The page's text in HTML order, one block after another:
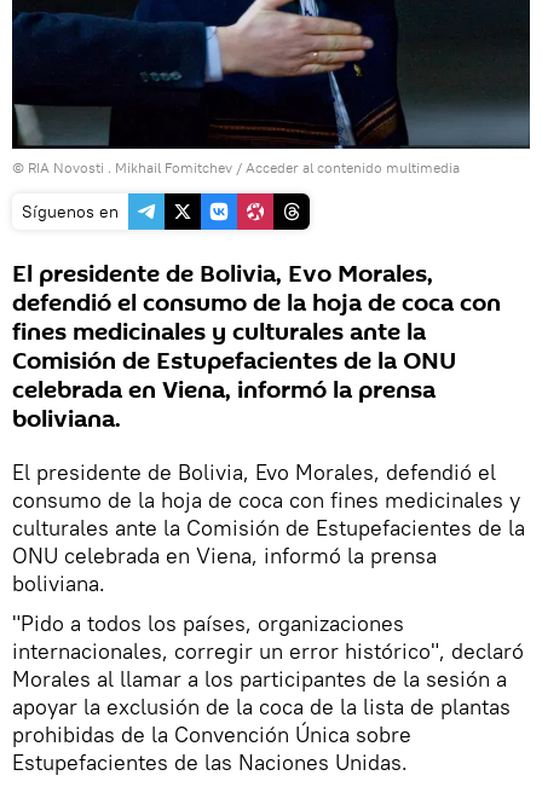
© RIA Novosti . Mikhail Fomitchev / Acceder al contenido multimedia
Síguenos en
El presidente de Bolivia, Evo Morales,
defendió el consumo de la hoja de coca con
fines medicinales y culturales ante la
Comisión de Estupefacientes de la ONU
celebrada en Viena, informó la prensa
boliviana.
El presidente de Bolivia, Evo Morales, defendió el
consumo de la hoja de coca con fines medicinales y
culturales ante la Comisión de Estupefacientes de la
ONU celebrada en Viena, informó la prensa
boliviana.
"Pido a todos los países, organizaciones
internacionales, corregir un error histórico", declaró
Morales al llamar a los participantes de la sesión a
apoyar la exclusión de la coca de la lista de plantas
prohibidas de la Convención Única sobre
Estupefacientes de las Naciones Unidas.